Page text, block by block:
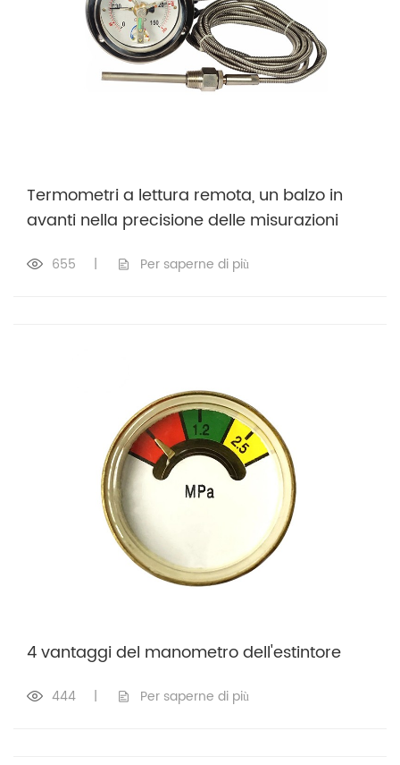
Termometri a lettura remota, un balzo in
avanti nella precisione delle misurazioni
655 | Per saperne di più
4 vantaggi del manometro dell'estintore
444 | Per saperne di più